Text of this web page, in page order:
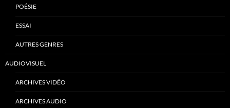
POÉSIE
ESSAI
AUTRES GENRES
AUDIOVISUEL
ARCHIVES VIDÉO
ARCHIVES AUDIO